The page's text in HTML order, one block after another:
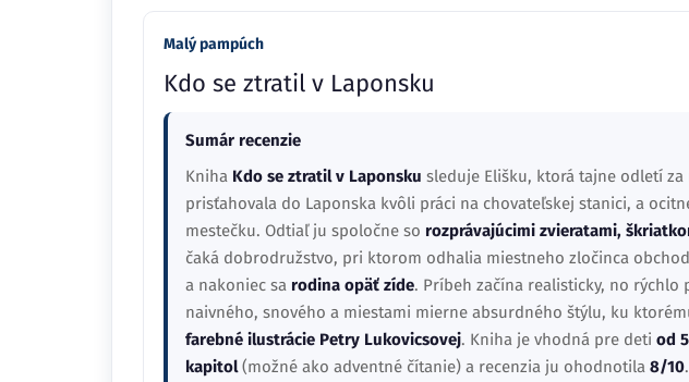
Malý pampúch
Kdo se ztratil v Laponsku
Sumár recenzie
Kniha Kdo se ztratil v Laponsku sleduje Elišku, ktorá tajne odletí
prisťahovala do Laponska kvôli práci na chovateľskej stanici, a
mestečku. Odtiaľ ju spoločne so rozprávajúcimi zvieratami,
čaká dobrodružstvo, pri ktorom odhalia miestneho zločinca
a nakoniec sa rodina opäť zíde. Príbeh začína realisticky, no rýchlo
naivného, snového a miestami mierne absurdného štýlu, ku
farebné ilustrácie Petry Lukovicsovej. Kniha je vhodná pre deti od
kapitol(možné ako adventné čítanie) a recenzia ju ohodnotila 8/10.